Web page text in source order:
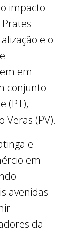
impacto
e o
em
conjunto
(PT),
Veras (PV).
e
em
avenidas
da